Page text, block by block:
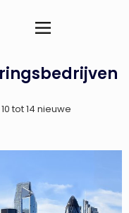
tot 14 nieuwe